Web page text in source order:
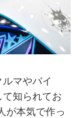
マやバイ
知られてお
が本気で作っ